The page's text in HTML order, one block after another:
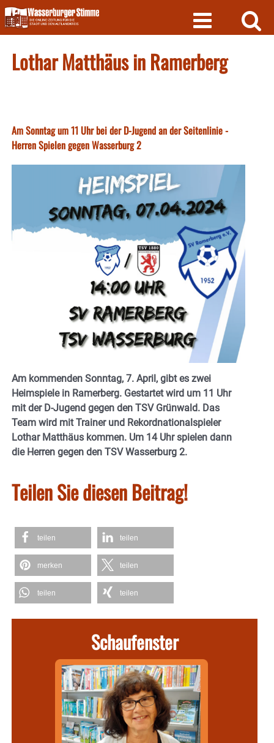
Skip
to
content
Lothar Matthäus in Ramerberg
Am Sonntag um 11 Uhr bei der D-Jugend an der Seitenlinie -
Herren Spielen gegen Wasserburg 2
Am kommenden Sonntag, 7. April, gibt es zwei
Heimspiele in Ramerberg. Gestartet wird um 11 Uhr
mit der D-Jugend gegen den TSV Grünwald. Das
Team wird mit Trainer und Rekordnationalspieler
Lothar Matthäus kommen. Um 14 Uhr spielen dann
die Herren gegen den TSV Wasserburg 2.
Teilen Sie diesen Beitrag!
teilen teilen
merken teilen
teilen teilen
Schaufenster